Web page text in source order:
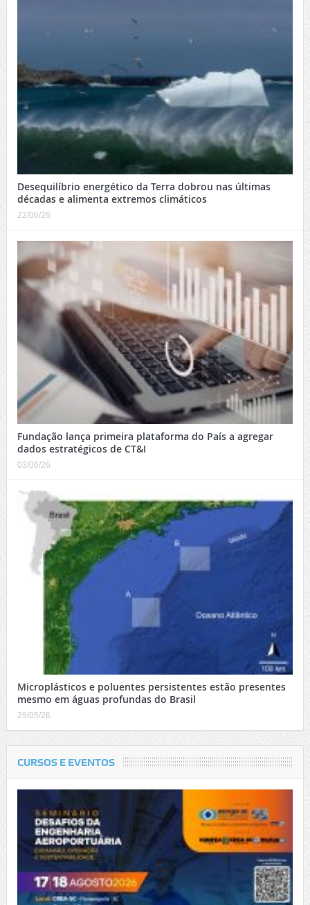
Desequilíbrio energético da Terra dobrou nas últimas
décadas e alimenta extremos climáticos
22/06/26
Fundação lança primeira plataforma do País a agregar
dados estratégicos de CT&I
03/06/26
Microplásticos e poluentes persistentes estão presentes
mesmo em águas profundas do Brasil
29/05/26
CURSOS E EVENTOS